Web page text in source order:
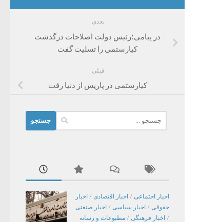
بعدی
در پیامی؛رئیس دولت اصلاحات درگذشت
کیارستمی را تسلیت گفت
قبلی
کیارستمی در پاریس از دنیا رفت
برای:
اخبار اجتماعی / اخبار اقتصادی / اخبار
حقوقی / اخبار سیاسی / اخبار صنعتی
/ اخبار فرهنگی / مطبوعات و رسانه